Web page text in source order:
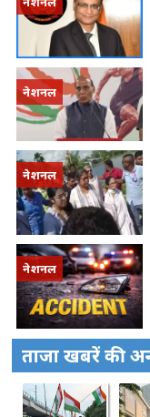
नेशनल
नेशनल
नेशनल
ताजा खबरें की